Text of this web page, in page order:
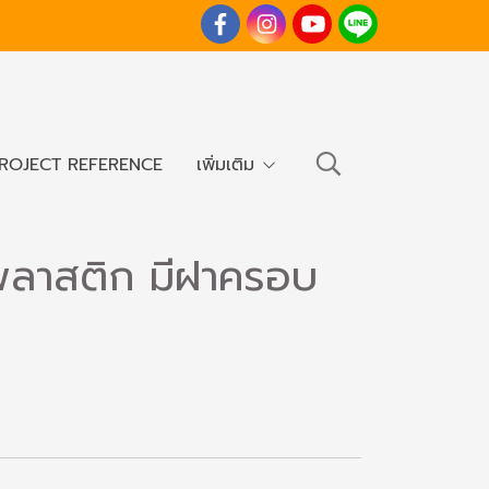
REFERENCE เพิ่มเติม
าสติก มีฝาครอบ